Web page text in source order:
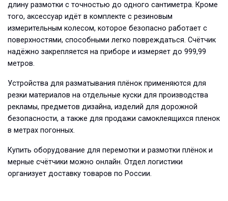
длину размотки с точностью до одного сантиметра. Кроме
того, аксессуар идёт в комплекте с резиновым
измерительным колесом, которое безопасно работает с
поверхностями, способными легко повреждаться. Счётчик
надёжно закрепляется на приборе и измеряет до 999,99
метров.
Устройства для разматывания плёнок применяются для
резки материалов на отдельные куски для производства
рекламы, предметов дизайна, изделий для дорожной
безопасности, а также для продажи самоклеящихся пленок
в метрах погонных.
Купить оборудование для перемотки и размотки плёнок и
мерные счётчики можно онлайн. Отдел логистики
организует доставку товаров по России.